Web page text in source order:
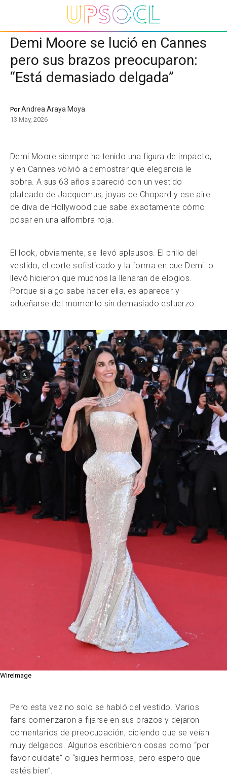
Demi Moore se lució en Cannes
pero sus brazos preocuparon:
“Está demasiado delgada”
PorAndrea Araya Moya
13 May, 2026
Demi Moore siempre ha tenido una figura de impacto,
y en Cannes volvió a demostrar que elegancia le
sobra. A sus 63 años apareció con un vestido
plateado de Jacquemus, joyas de Chopard y ese aire
de diva de Hollywood que sabe exactamente cómo
posar en una alfombra roja.
El look, obviamente, se llevó aplausos. El brillo del
vestido, el corte sofisticado y la forma en que Demi lo
llevó hicieron que muchos la llenaran de elogios.
Porque si algo sabe hacer ella, es aparecer y
adueñarse del momento sin demasiado esfuerzo.
WireImage
Pero esta vez no solo se habló del vestido. Varios
fans comenzaron a fijarse en sus brazos y dejaron
comentarios de preocupación, diciendo que se veían
muy delgados. Algunos escribieron cosas como “por
favor cuídate” o “sigues hermosa, pero espero que
estés bien”.